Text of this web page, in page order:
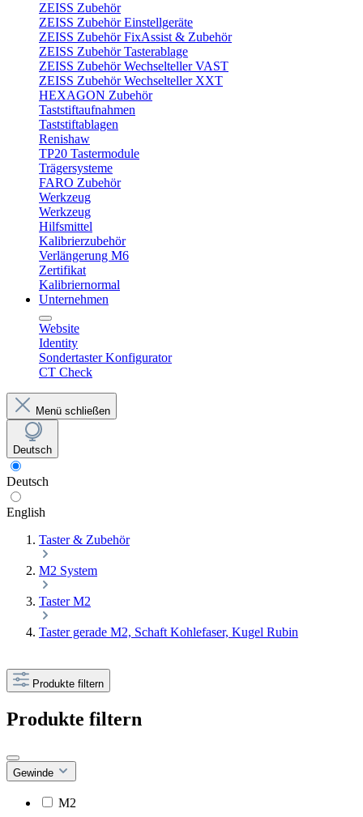
ZEISS Zubehör
ZEISS Zubehör Einstellgeräte
ZEISS Zubehör FixAssist & Zubehör
ZEISS Zubehör Tasterablage
ZEISS Zubehör Wechselteller VAST
ZEISS Zubehör Wechselteller XXT
HEXAGON Zubehör
Taststiftaufnahmen
Taststiftablagen
Renishaw
TP20 Tastermodule
Trägersysteme
FARO Zubehör
Werkzeug
Werkzeug
Hilfsmittel
Kalibrierzubehör
Verlängerung M6
Zertifikat
Kalibriernormal
Unternehmen
Website
Identity
Sondertaster Konfigurator
CT Check
Menü schließen
Deutsch
Deutsch
English
Taster & Zubehör
M2 System
Taster M2
Taster gerade M2, Schaft Kohlefaser, Kugel Rubin
Produkte filtern
Produkte filtern
Gewinde
M2